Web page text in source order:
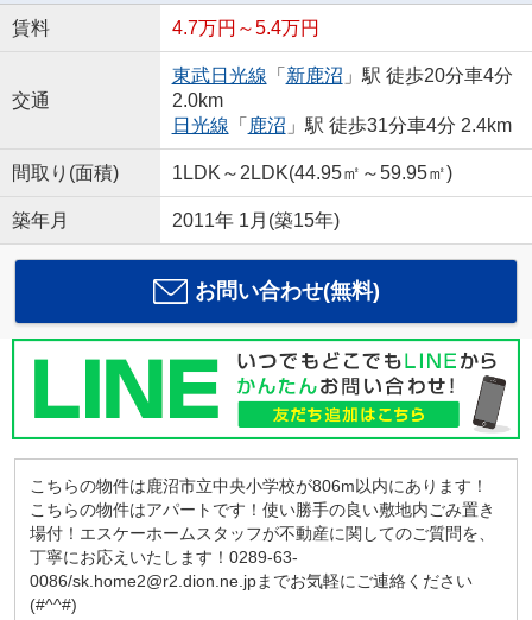
賃料 4.7万円～5.4万円
交通
東武日光線 「 新鹿沼 」駅 徒歩20分車4分
2.0km
日光線 「 鹿沼 」駅 徒歩31分車4分 2.4km
間取り(面積) 1LDK～2LDK(44.95㎡～59.95㎡)
築年月 2011年 1月(築15年)
お問い合わせ(無料)
こちらの物件は鹿沼市立中央小学校が806m以内にあります！
こちらの物件はアパートです！使い勝手の良い敷地内ごみ置き
場付！エスケーホームスタッフが不動産に関してのご質問を、
丁寧にお応えいたします！0289-63-
0086/sk.home2@r2.dion.ne.jpまでお気軽にご連絡ください
(#^^#)